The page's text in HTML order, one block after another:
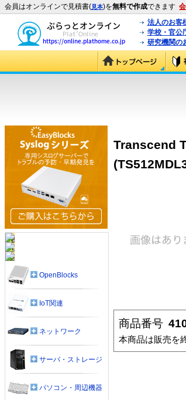
会員はオンラインで見積書(見本)を無料で作成できます
法人のお客
学校・官公
研究機関の
Transcend
商品番号
本商品は販売を
OpenBlocks
IoT関連
ネットワーク
サーバ・ストレージ
パソコン・周辺機器